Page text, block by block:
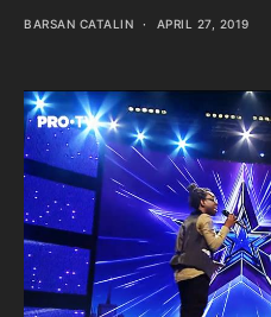
BARSAN CATALIN APRIL 27, 2019